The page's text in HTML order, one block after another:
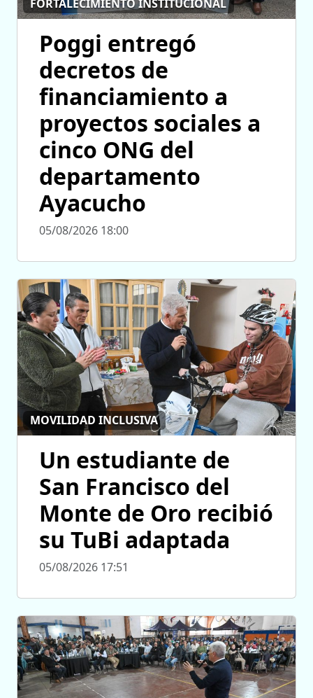
FORTALECIMIENTO INSTITUCIONAL
Poggi entregó
decretos de
financiamiento a
proyectos sociales a
cinco ONG del
departamento
Ayacucho
05/08/2026 18:00
MOVILIDAD INCLUSIVA
Un estudiante de
San Francisco del
Monte de Oro recibió
su TuBi adaptada
05/08/2026 17:51